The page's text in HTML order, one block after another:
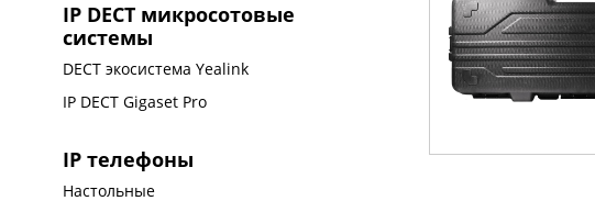
IP DECT микросотовые
системы
DECT экосистема Yealink
IP DECT Gigaset Pro
IP телефоны
Настольные